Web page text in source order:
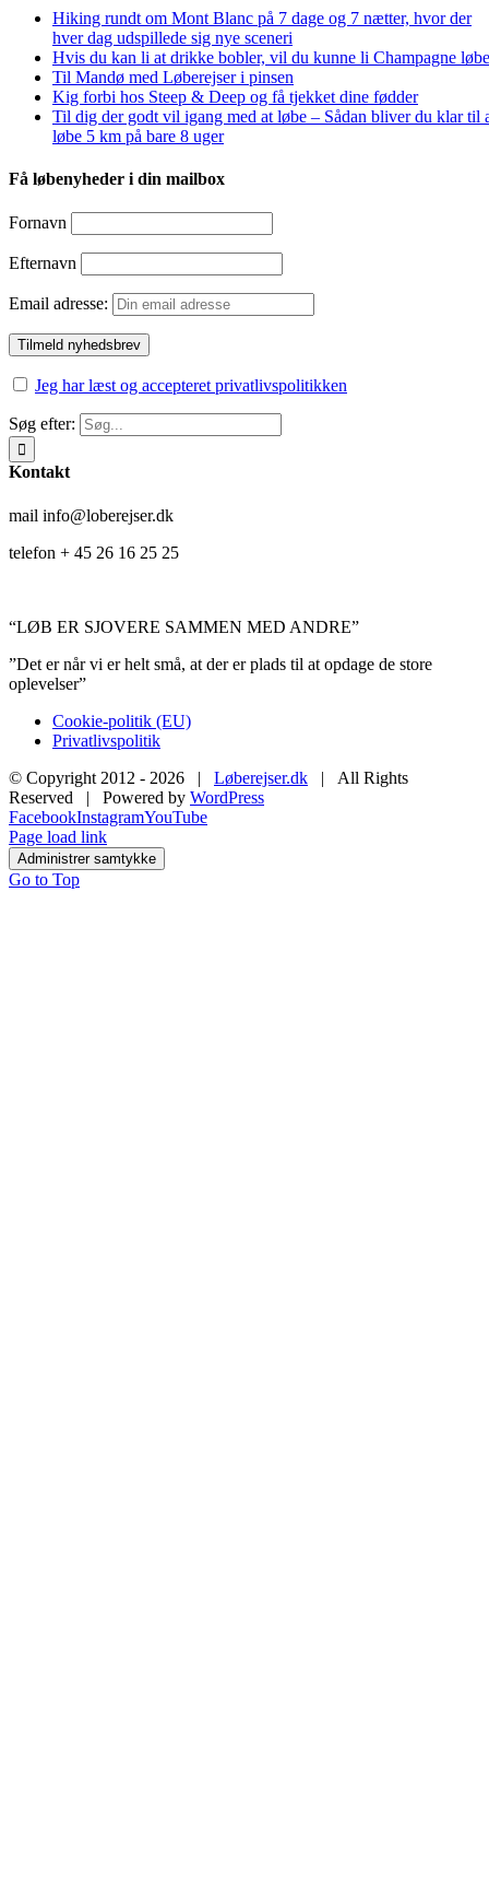
Hiking rundt om Mont Blanc på 7 dage og 7 nætter, hvor der
hver dag udspillede sig nye sceneri
Hvis du kan li at drikke bobler, vil du kunne li Champagne
Til Mandø med Løberejser i pinsen
Kig forbi hos Steep & Deep og få tjekket dine fødder
Til dig der godt vil igang med at løbe – Sådan bliver du klar til
løbe 5 km på bare 8 uger
Få løbenyheder i din mailbox
Fornavn
Efternavn
Email adresse:
Jeg har læst og accepteret privatlivspolitikken
Søg efter:
Kontakt
mail info@loberejser.dk
telefon + 45 26 16 25 25
“LØB ER SJOVERE SAMMEN MED ANDRE”
”Det er når vi er helt små, at der er plads til at opdage de store
oplevelser”
Cookie-politik (EU)
Privatlivspolitik
© Copyright 2012 - 2026 | Løberejser.dk | All Rights
Reserved | Powered by WordPress
FacebookInstagramYouTube
Page load link
Administrer samtykke
Go to Top